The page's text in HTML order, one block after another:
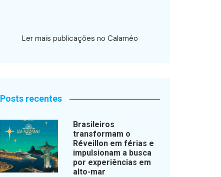
Ler mais publicações no Calaméo
Posts recentes
Brasileiros
transformam o
Réveillon em férias e
impulsionam a busca
por experiências em
alto-mar